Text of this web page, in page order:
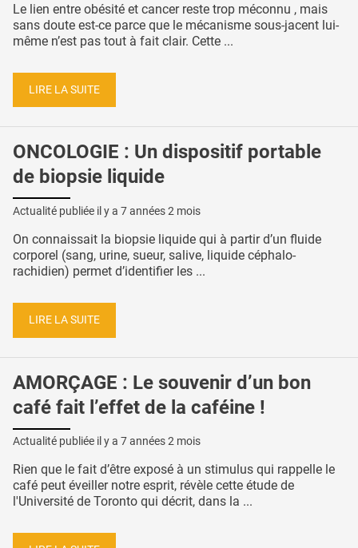
Le lien entre obésité et cancer reste trop méconnu , mais
sans doute est-ce parce que le mécanisme sous-jacent lui-
même n’est pas tout à fait clair. Cette ...
LIRE LA SUITE
ONCOLOGIE : Un dispositif portable
de biopsie liquide
Actualité publiée il y a 7 années 2 mois
On connaissait la biopsie liquide qui à partir d’un fluide
corporel (sang, urine, sueur, salive, liquide céphalo-
rachidien) permet d’identifier les ...
LIRE LA SUITE
AMORÇAGE : Le souvenir d’un bon
café fait l’effet de la caféine !
Actualité publiée il y a 7 années 2 mois
Rien que le fait d’être exposé à un stimulus qui rappelle le
café peut éveiller notre esprit, révèle cette étude de
l'Université de Toronto qui décrit, dans la ...